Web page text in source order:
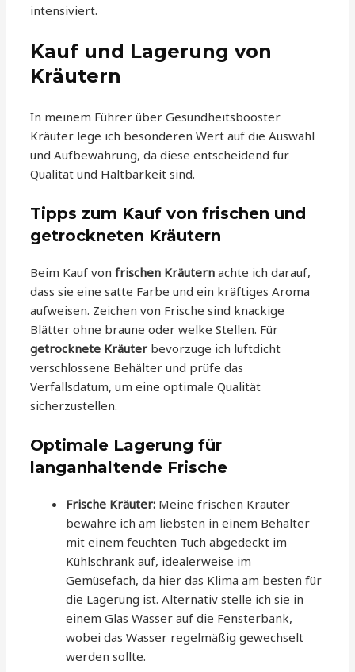
intensiviert.
Kauf und Lagerung von
Kräutern
In meinem Führer über Gesundheitsbooster
Kräuter lege ich besonderen Wert auf die Auswahl
und Aufbewahrung, da diese entscheidend für
Qualität und Haltbarkeit sind.
Tipps zum Kauf von frischen und
getrockneten Kräutern
Beim Kauf vonfrischen Kräutern achte ich darauf,
dass sie eine satte Farbe und ein kräftiges Aroma
aufweisen. Zeichen von Frische sind knackige
Blätter ohne braune oder welke Stellen. Für
getrocknete Kräuter bevorzuge ich luftdicht
verschlossene Behälter und prüfe das
Verfallsdatum, um eine optimale Qualität
sicherzustellen.
Optimale Lagerung für
langanhaltende Frische
Frische Kräuter: Meine frischen Kräuter
bewahre ich am liebsten in einem Behälter
mit einem feuchten Tuch abgedeckt im
Kühlschrank auf, idealerweise im
Gemüsefach, da hier das Klima am besten für
die Lagerung ist. Alternativ stelle ich sie in
einem Glas Wasser auf die Fensterbank,
wobei das Wasser regelmäßig gewechselt
werden sollte.